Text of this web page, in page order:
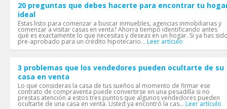
20 preguntas que debes hacerte para encontrar tu
ideal
Estas listo para comenzar a buscar inmuebles, agencias inmobiliarias y
comenzar a visitar casas en venta? Ahorra tiempo identificando antes
qué es exactamente lo que necesitas y deseas en un hogar. Si ya has
pre-aprobado para un crédito hipotecario... Leer artículo
3 problemas que los vendedores pueden ocultarte de su
casa en venta
Lo que consideras la casa de tus sueños al momento de firmar ese
contrato de compraventa puede convertirse en una pesadilla si no
prestas atención a estos tres puntos que algunos vendedores pueden
ocultarte de una casa en venta. Usted ya encontró la cas... Leer artículo